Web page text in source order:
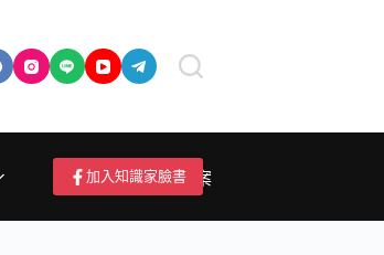
成為作者/投稿/提案
加入知識家臉書